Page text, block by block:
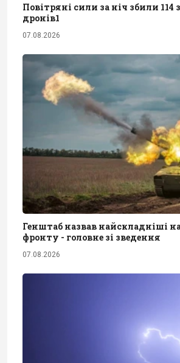
Повітряні сили за ніч збили 114
дронів1
07.08.2026
Генштаб назвав найскладніші
фронту - головне зі зведення
07.08.2026